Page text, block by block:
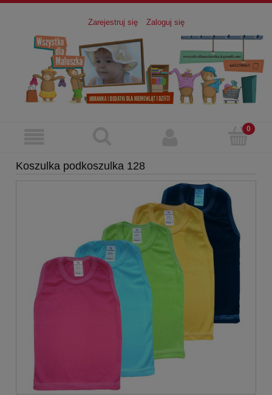
Zarejestruj się Zaloguj się
Koszulka podkoszulka 128